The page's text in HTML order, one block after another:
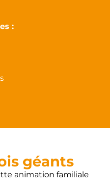
:
géants
animation familiale